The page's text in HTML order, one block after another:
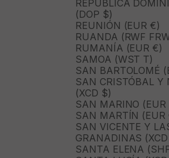
REPÚBLICA
(DOP $)
REUNIÓN (EUR €)
RUANDA (RWF
RUMANÍA (EUR €)
SAMOA (WST T)
SAN BARTOLOMÉ
SAN CRISTÓBAL Y
(XCD $)
SAN MARINO (EUR
SAN MARTÍN (EUR
SAN VICENTE Y
GRANADINAS
SANTA ELENA